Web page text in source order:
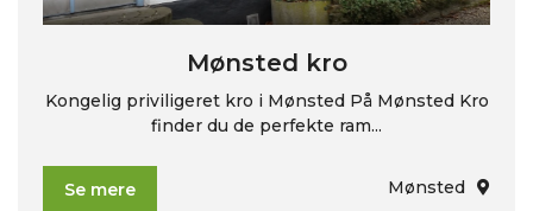
Mønsted kro
Kongelig priviligeret kro i Mønsted På Mønsted Kro
finder du de perfekte ram...
Se mere Mønsted